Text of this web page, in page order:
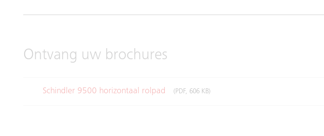
Ontvang uw brochures
Schindler 9500 horizontaal rolpad (PDF, 606 KB)